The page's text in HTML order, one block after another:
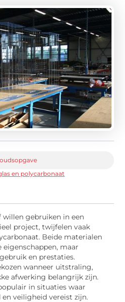
en polycarbonaat
gebruiken in een
project, twijfelen vaak
Beide materialen
maar
en prestaties.
wanneer uitstraling,
afwerking belangrijk zijn.
in situaties waar
veiligheid vereist zijn.